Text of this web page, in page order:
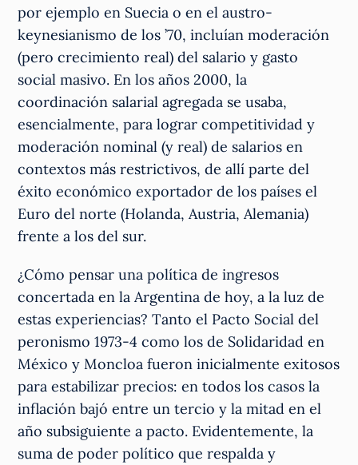
por ejemplo en Suecia o en el austro-
keynesianismo de los ’70, incluían moderación
(pero crecimiento real) del salario y gasto
social masivo. En los años 2000, la
coordinación salarial agregada se usaba,
esencialmente, para lograr competitividad y
moderación nominal (y real) de salarios en
contextos más restrictivos, de allí parte del
éxito económico exportador de los países el
Euro del norte (Holanda, Austria, Alemania)
frente a los del sur.
¿Cómo pensar una política de ingresos
concertada en la Argentina de hoy, a la luz de
estas experiencias? Tanto el Pacto Social del
peronismo 1973-4 como los de Solidaridad en
México y Moncloa fueron inicialmente exitosos
para estabilizar precios: en todos los casos la
inflación bajó entre un tercio y la mitad en el
año subsiguiente a pacto. Evidentemente, la
suma de poder político que respalda y